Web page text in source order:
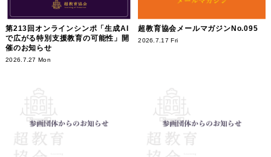
第213回オンラインシンポ「生成AI
で広がる特別支援教育の可能性」開
催のお知らせ
2026.7.27 Mon
超教育協会メールマガジンNo.095
2026.7.17 Fri